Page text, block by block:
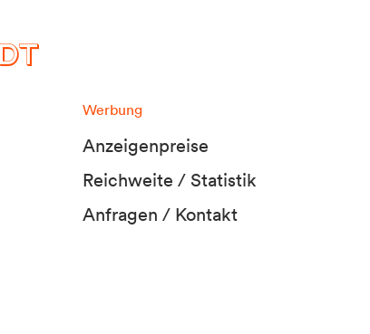
Werbung
Anzeigenpreise
Reichweite / Statistik
Anfragen / Kontakt